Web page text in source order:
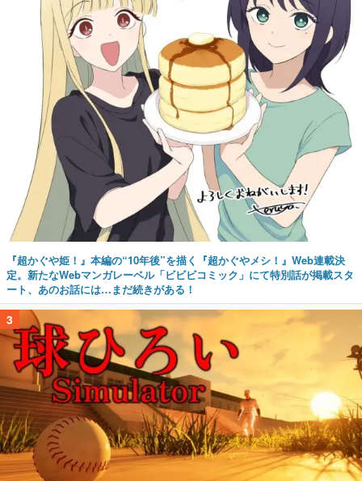
『超かぐや姫！』本編の“10年後”を描く『超かぐやメシ！』Web連載決
定。新たなWebマンガレーベル「ビビビコミック」にて特別話が掲載スタ
ート、あのお話には…まだ続きがある！
3